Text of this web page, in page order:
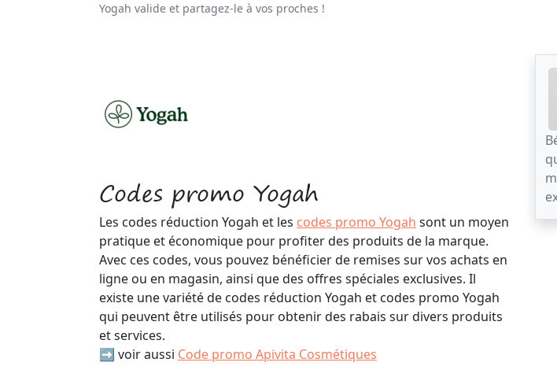
Yogah valide et partagez-le à vos proches !
Codes promo Yogah
Les codes réduction Yogah et les codes promo Yogah sont un moyen
pratique et économique pour profiter des produits de la marque.
Avec ces codes, vous pouvez bénéficier de remises sur vos achats en
ligne ou en magasin, ainsi que des offres spéciales exclusives. Il
existe une variété de codes réduction Yogah et codes promo Yogah
qui peuvent être utilisés pour obtenir des rabais sur divers produits
et services.
➡️ voir aussi Code promo Apivita Cosmétiques